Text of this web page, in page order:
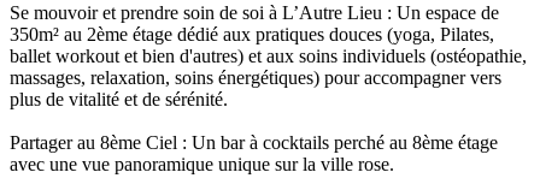
Se mouvoir et prendre soin de soi à L’Autre Lieu : Un espace de
350m² au 2ème étage dédié aux pratiques douces (yoga, Pilates,
ballet workout et bien d'autres) et aux soins individuels (ostéopathie,
massages, relaxation, soins énergétiques) pour accompagner vers
plus de vitalité et de sérénité.
Partager au 8ème Ciel : Un bar à cocktails perché au 8ème étage
avec une vue panoramique unique sur la ville rose.